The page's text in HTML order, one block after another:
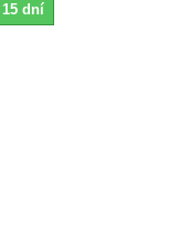
dní